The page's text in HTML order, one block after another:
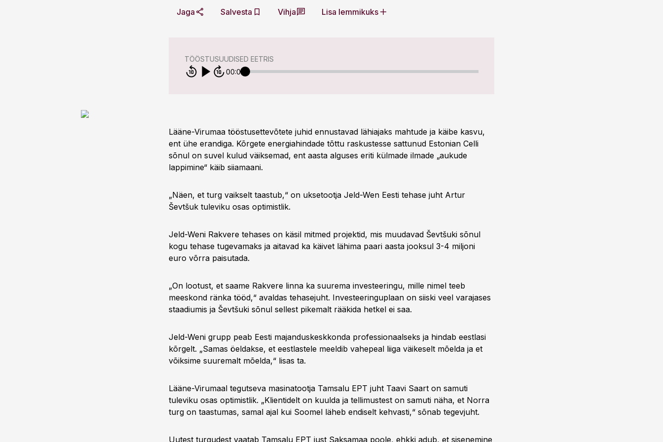
Jaga Salvesta Vihja Lisa lemmikuks
TÖÖSTUSUUDISED EETRIS
00:00
Lääne-Virumaa tööstusettevõtete juhid ennustavad lähiajaks mahtude ja käibe kasvu,
ent ühe erandiga. Kõrgete energiahindade tõttu raskustesse sattunud Estonian Celli
sõnul on suvel kulud väiksemad, ent aasta alguses eriti külmade ilmade „aukude
lappimine“ käib siiamaani.
„Näen, et turg vaikselt taastub,“ on uksetootja Jeld-Wen Eesti tehase juht Artur
Ševtšuk tuleviku osas optimistlik.
Jeld-Weni Rakvere tehases on käsil mitmed projektid, mis muudavad Ševtšuki sõnul
kogu tehase tugevamaks ja aitavad ka käivet lähima paari aasta jooksul 3-4 miljoni
euro võrra paisutada.
„On lootust, et saame Rakvere linna ka suurema investeeringu, mille nimel teeb
meeskond ränka tööd,“ avaldas tehasejuht. Investeeringuplaan on siiski veel varajases
staadiumis ja Ševtšuki sõnul sellest pikemalt rääkida hetkel ei saa.
Jeld-Weni grupp peab Eesti majanduskeskkonda professionaalseks ja hindab eestlasi
kõrgelt. „Samas öeldakse, et eestlastele meeldib vahepeal liiga väikeselt mõelda ja et
võiksime suuremalt mõelda,“ lisas ta.
Lääne-Virumaal tegutseva masinatootja Tamsalu EPT juht Taavi Saart on samuti
tuleviku osas optimistlik. „Klientidelt on kuulda ja tellimustest on samuti näha, et Norra
turg on taastumas, samal ajal kui Soomel läheb endiselt kehvasti,“ sõnab tegevjuht.
Uutest turgudest vaatab Tamsalu EPT just Saksamaa poole, ehkki adub, et sisenemine